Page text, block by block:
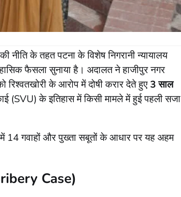
नीति के तहत पटना के विशेष निगरानी न्यायालय
फैसला सुनाया है। अदालत ने हाजीपुर नगर
रिश्वतखोरी के आरोप में दोषी करार देते हुए 3 साल
(SVU) के इतिहास में किसी मामले में हुई पहली सजा
14 गवाहों और पुख्ता सबूतों के आधार पर यह अहम
Case)